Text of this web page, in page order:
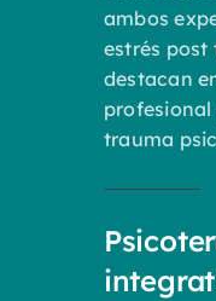
ambos
estrés post
destacan
trauma